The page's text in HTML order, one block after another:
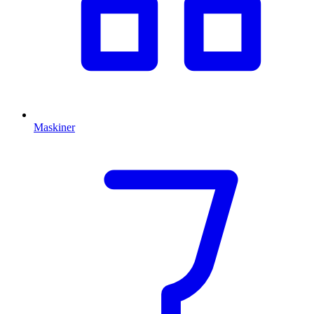
Maskiner